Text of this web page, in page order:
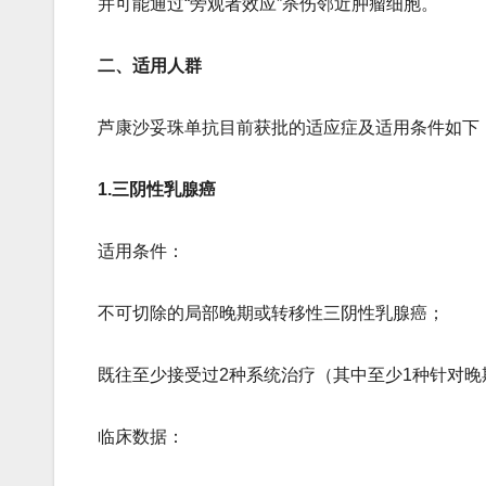
并可能通过“旁观者效应”杀伤邻近肿瘤细胞。
二、适用人群
芦康沙妥珠单抗目前获批的适应症及适用条件如下
1.​​三阴性乳腺癌​​
​​适用条件​​：
不可切除的局部晚期或转移性三阴性乳腺癌；
既往至少接受过2种系统治疗（其中至少1种针对晚
​​临床数据​​：